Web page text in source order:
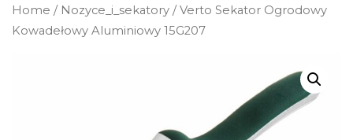
Home / Nozyce_i_sekatory / Verto Sekator Ogrodowy
Kowadełowy Aluminiowy 15G207